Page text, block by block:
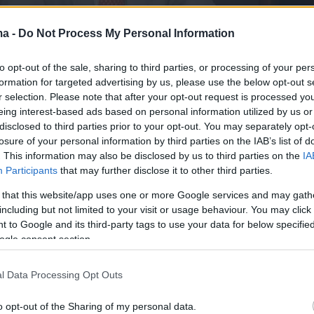
- Do Not Process My Personal Information
opt-out of the sale, sharing to third parties, or processing of your
for targeted advertising by us, please use the below opt-out
selection. Please note that after your opt-out request is processed
interest-based ads based on personal information utilized by us
to third parties prior to your opt-out. You may separately
of your personal information by third parties on the IAB’s list of
This information may also be disclosed by us to third parties on the
Participants that may further disclose it to other third parties.
that this website/app uses one or more Google services and may
but not limited to your visit or usage behaviour. You may
to Google and its third-party tags to use your data for below
consent section.
Data Processing Opt Outs
opt-out of the Sharing of my personal data.
ιδιαίτερα για τον πόλεμο και τις
στην οικονομία και την ασφάλεια», λέει ο
«Η ΝΔ ευνοείται από την κατάσταση,
κρίσης υπάρχει συσπείρωση γύρω από τη
η σκανδαλολογία και θέματα, όπως ο
Τέμπη, τη φθείρουν και την κρατούν
σύμβουλος της MARCεπισήμανεότι η ΝΔ
πρώτο κόμμακαι αυτή είναι μία από τις
για το σκηνικό που διαμορφώνεται. «